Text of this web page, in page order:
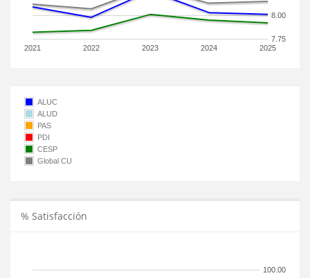
2021 2022 2023 2024 2025
7.75
8.00
ALUC
ALUD
PAS
PDI
CESP
Global CU
% Satisfacción
100.00